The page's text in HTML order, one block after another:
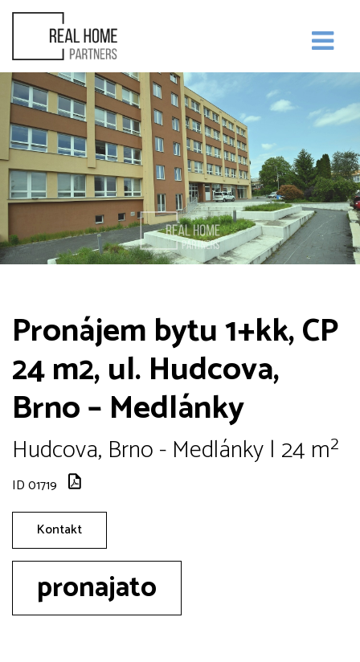
Pronájem bytu 1+kk, CP
24 m2, ul. Hudcova,
Brno – Medlánky
Hudcova, Brno - Medlánky | 24 m²
ID 01719
Kontakt
pronajato